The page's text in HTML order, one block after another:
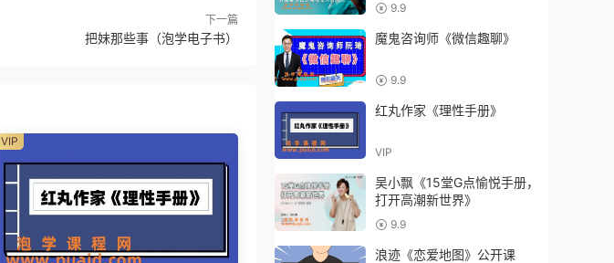
下一篇
把妹那些事（泡学电子书）
VIP
9.9
魔鬼咨询师《微信趣聊》
9.9
红丸作家《理性手册》
VIP
吴小飘《15堂G点愉悦手册，
打开高潮新世界》
9.9
浪迹《恋爱地图》公开课